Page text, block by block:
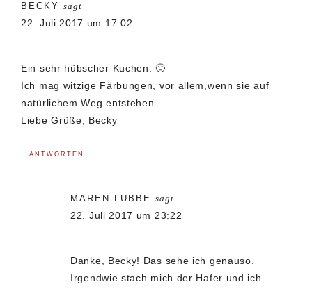
Interaktionen
BECKY sagt
22. Juli 2017 um 17:02
Ein sehr hübscher Kuchen. 🙂
Ich mag witzige Färbungen, vor allem,wenn sie auf
natürlichem Weg entstehen.
Liebe Grüße, Becky
ANTWORTEN
MAREN LUBBE sagt
22. Juli 2017 um 23:22
Danke, Becky! Das sehe ich genauso.
Irgendwie stach mich der Hafer und ich